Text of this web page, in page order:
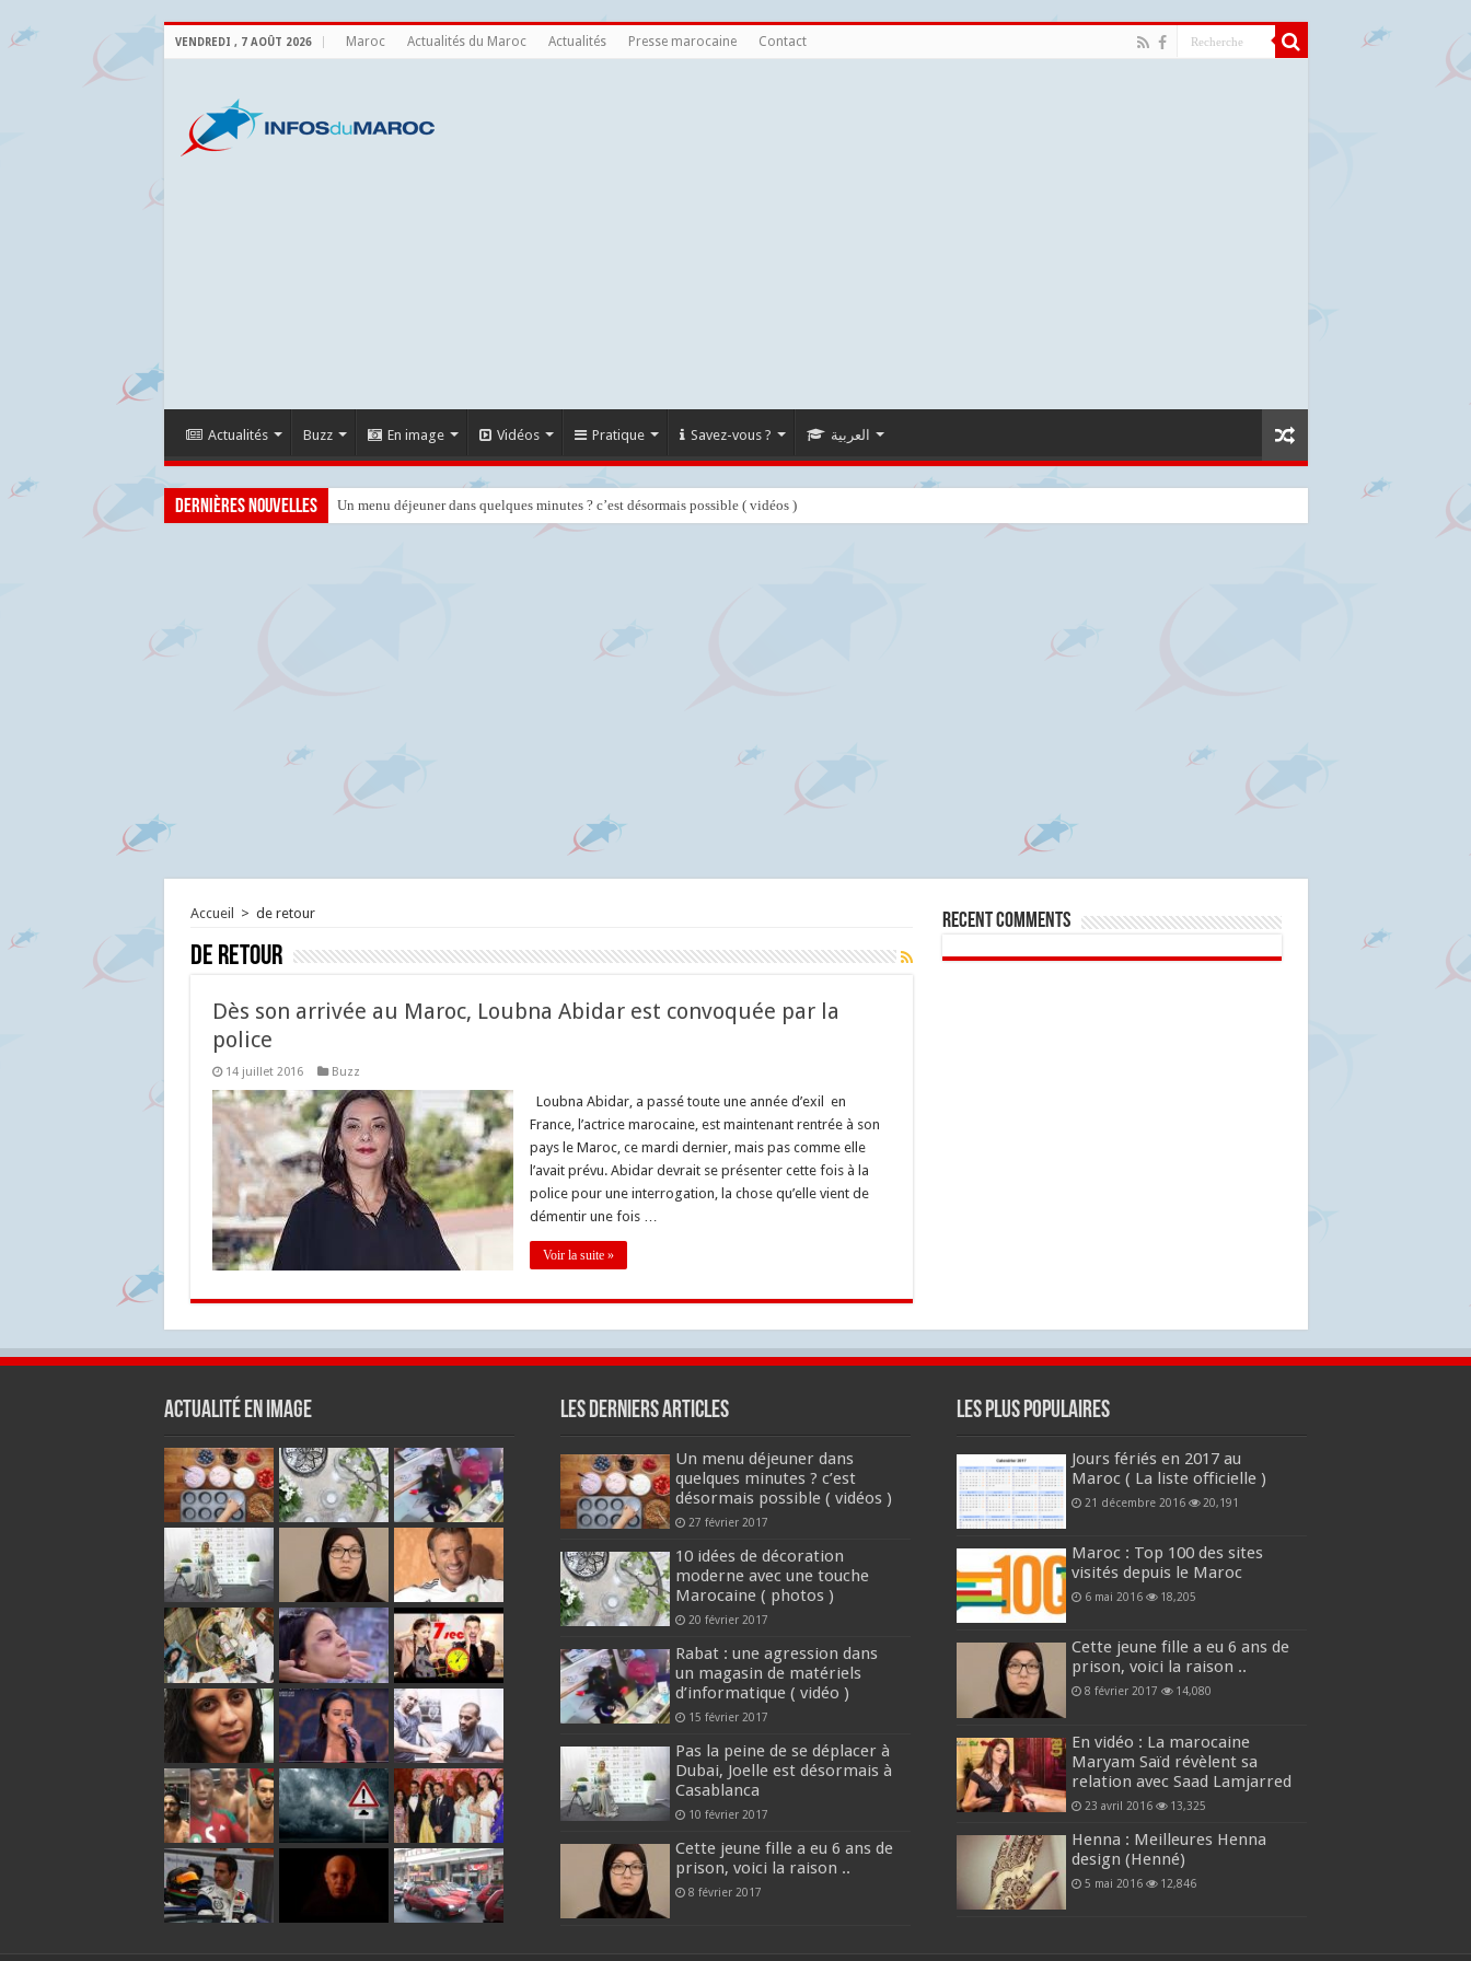
VENDREDI , 7 AOÛT 2026 Maroc Actualités du Maroc Actualités Presse marocaine Contact
Actualités Buzz En image Vidéos Pratique Savez-vous ? العربية
Dernières nouvelles Un menu déjeuner dans quelques minutes ? c’est désormais possible ( vidéos )
Accueil > de retour
de retour
Dès son arrivée au Maroc, Loubna Abidar est convoquée par la
police
14 juillet 2016 Buzz
Loubna Abidar, a passé toute une année d’exil en
France, l’actrice marocaine, est maintenant rentrée à son
pays le Maroc, ce mardi dernier, mais pas comme elle
l’avait prévu. Abidar devrait se présenter cette fois à la
police pour une interrogation, la chose qu’elle vient de
démentir une fois …
Voir la suite »
Recent Comments
Actualité en Image Les derniers articles
Un menu déjeuner dans
quelques minutes ? c’est
désormais possible ( vidéos )
27 février 2017
10 idées de décoration
moderne avec une touche
Marocaine ( photos )
20 février 2017
Rabat : une agression dans
un magasin de matériels
d’informatique ( vidéo )
15 février 2017
Pas la peine de se déplacer à
Dubai, Joelle est désormais à
Casablanca
10 février 2017
Cette jeune fille a eu 6 ans de
prison, voici la raison ..
8 février 2017
Les plus populaires
Jours fériés en 2017 au
Maroc ( La liste officielle )
21 décembre 2016 20,191
Maroc : Top 100 des sites
visités depuis le Maroc
6 mai 2016 18,205
Cette jeune fille a eu 6 ans de
prison, voici la raison ..
8 février 2017 14,080
En vidéo : La marocaine
Maryam Saïd révèlent sa
relation avec Saad Lamjarred
23 avril 2016 13,325
Henna : Meilleures Henna
design (Henné)
5 mai 2016 12,846